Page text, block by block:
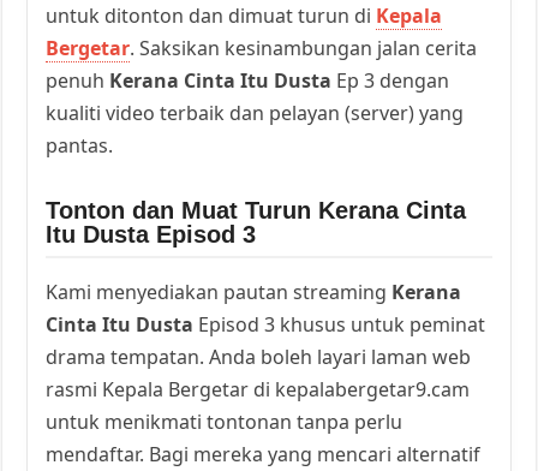
untuk ditonton dan dimuat turun di Kepala
Bergetar. Saksikan kesinambungan jalan cerita
penuh Kerana Cinta Itu Dusta Ep 3 dengan
kualiti video terbaik dan pelayan (server) yang
pantas.
Tonton dan Muat Turun Kerana Cinta
Itu Dusta Episod 3
Kami menyediakan pautan streaming Kerana
Cinta Itu Dusta Episod 3 khusus untuk peminat
drama tempatan. Anda boleh layari laman web
rasmi Kepala Bergetar di kepalabergetar9.cam
untuk menikmati tontonan tanpa perlu
mendaftar. Bagi mereka yang mencari alternatif